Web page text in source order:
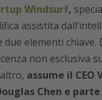
Windsurf,
assistita
due elementi
non esclusiva
assume il CEO
Chen e